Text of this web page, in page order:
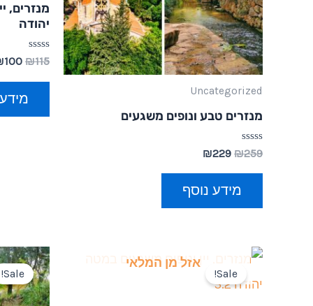
Uncategorized
מנזרים טבע ונופים משגעים
דורג
מתוך
₪259
₪229
מידע נוסף
מנזרים,
יהודה
דורג
מתוך
₪115
100
אזל מן המלאי
Sale!
Sale!